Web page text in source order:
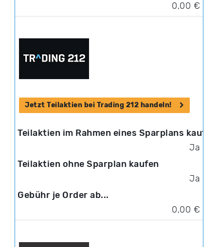
0,00 €
Jetzt Teilaktien bei Trading 212 handeln!
Ja
Ja
0,00 €